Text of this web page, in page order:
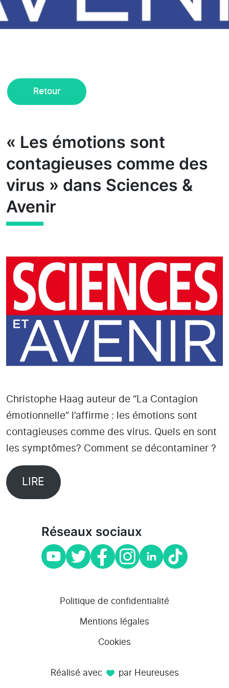
Retour
« Les émotions sont
contagieuses comme des
virus » dans Sciences &
Avenir
Christophe Haag auteur de “La Contagion
émotionnelle” l’affirme : les émotions sont
contagieuses comme des virus. Quels en sont
les symptômes? Comment se décontaminer ?
LIRE
Réseaux sociaux
Politique de confidentialité
Mentions légales
Cookies
Réalisé avec par Heureuses